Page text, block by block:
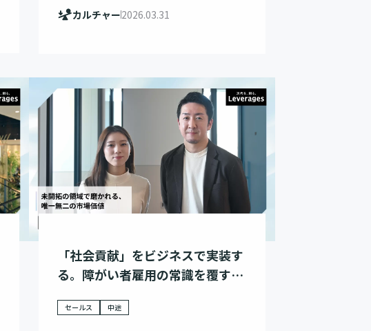
カルチャー2026.03.31
「社会貢献」をビジネスで実装す
る。障がい者雇用の常識を覆すワ
セールス 中途